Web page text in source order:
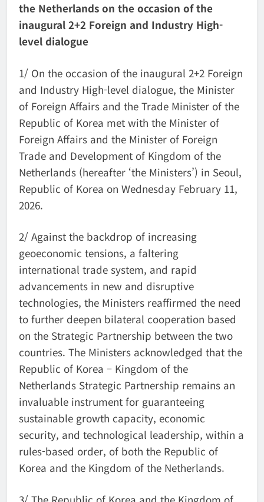
the Netherlands on the occasion of the
inaugural 2+2 Foreign and Industry High-
level dialogue
1/ On the occasion of the inaugural 2+2 Foreign
and Industry High-level dialogue, the Minister
of Foreign Affairs and the Trade Minister of the
Republic of Korea met with the Minister of
Foreign Affairs and the Minister of Foreign
Trade and Development of Kingdom of the
Netherlands (hereafter ‘the Ministers’) in Seoul,
Republic of Korea on Wednesday February 11,
2026.
2/ Against the backdrop of increasing
geoeconomic tensions, a faltering
international trade system, and rapid
advancements in new and disruptive
technologies, the Ministers reaffirmed the need
to further deepen bilateral cooperation based
on the Strategic Partnership between the two
countries. The Ministers acknowledged that the
Republic of Korea – Kingdom of the
Netherlands Strategic Partnership remains an
invaluable instrument for guaranteeing
sustainable growth capacity, economic
security, and technological leadership, within a
rules-based order, of both the Republic of
Korea and the Kingdom of the Netherlands.